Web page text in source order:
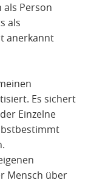
Person
als
anerkannt
Es sichert
Einzelne
Mensch über